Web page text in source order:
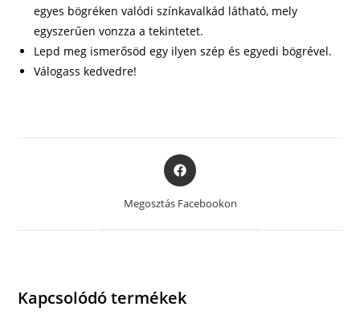
egyes bögréken valódi színkavalkád látható, mely
egyszerűen vonzza a tekintetet.
Lepd meg ismerősöd egy ilyen szép és egyedi bögrével.
Válogass kedvedre!
Opens
in
a
Megosztás Facebookon
Kapcsolódó termékek